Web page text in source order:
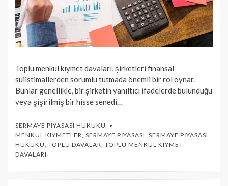
Toplu menkul kıymet davaları, şirketleri finansal
suiistimallerden sorumlu tutmada önemli bir rol oynar.
Bunlar genellikle, bir şirketin yanıltıcı ifadelerde bulunduğu
veya şişirilmiş bir hisse senedi…
SERMAYE PIYASASI HUKUKU
MENKUL KIYMETLER, SERMAYE PIYASASI, SERMAYE PIYASASI
HUKUKU, TOPLU DAVALAR, TOPLU MENKUL KIYMET
DAVALARI